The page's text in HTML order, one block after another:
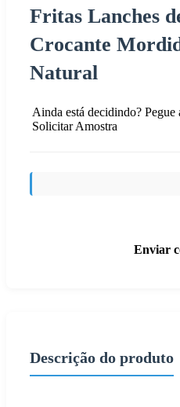
Fritas Lanches
Crocante
Natural
Ainda está decidindo? Pegue
Solicitar Amostra
Enviar
Descrição do produto